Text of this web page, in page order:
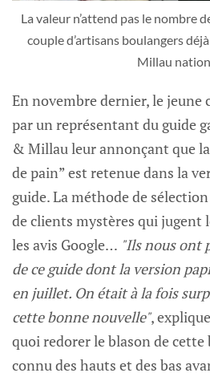
La valeur n’attend pas le nombre
couple d’artisans boulangers
Millau
En novembre dernier, le jeune
par un représentant du guide
& Millau leur annonçant que
de pain” est retenue dans la
guide. La méthode de
de clients mystères qui jugent
les avis Google… "Ils nous ont
de ce guide dont la version
en juillet. On était à la fois
cette bonne nouvelle",
quoi redorer le blason de cette
connu des hauts et des bas